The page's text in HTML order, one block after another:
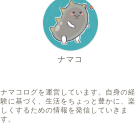
ナマコ
ナマコログを運営しています。自身の経
験に基づく、生活をちょっと豊かに、楽
しくするための情報を発信していきま
す。